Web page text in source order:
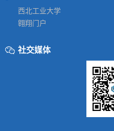
西北工业大学
翱翔门户
社交媒体